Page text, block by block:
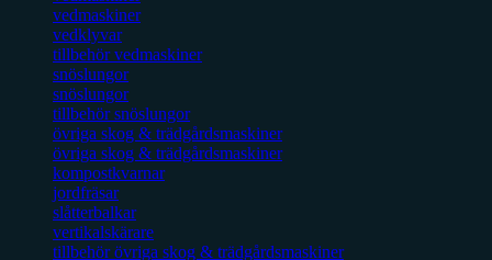
vedmaskiner
vedklyvar
tillbehör vedmaskiner
snöslungor
snöslungor
tillbehör snöslungor
övriga skog & trädgårdsmaskiner
övriga skog & trädgårdsmaskiner
kompostkvarnar
jordfräsar
slåtterbalkar
vertikalskärare
tillbehör övriga skog & trädgårdsmaskiner